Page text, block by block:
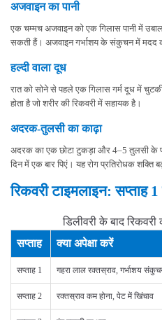
अजवाइन का पानी
एक चम्मच अजवाइन को एक गिलास पानी में
सकती हैं। अजवाइन गर्भाशय के संकुचन में मदद
हल्दी वाला दूध
रात को सोने से पहले एक गिलास गर्म दूध में
होता है जो शरीर की रिकवरी में सहायक है।
अदरक-तुलसी का काढ़ा
अदरक का एक छोटा टुकड़ा और 4–5 तुलसी के
दिन में एक बार पिएं। यह रोग प्रतिरोधक शक्ति
रिकवरी टाइमलाइन: सप्ताह
डिलीवरी के बाद रिकवरी
सप्ताह
क्या अपेक्षा करें
सप्ताह 1 गहरा लाल रक्तस्राव, गर्भाशय
सप्ताह 2 रक्तस्राव कम होना, पेट में खिंचाव